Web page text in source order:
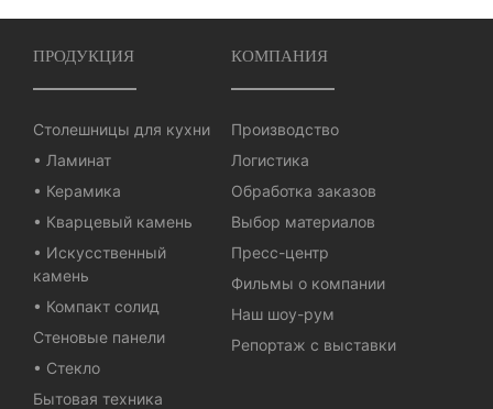
ПРОДУКЦИЯ
Столешницы для кухни
• Ламинат
• Керамика
• Кварцевый камень
• Искусственный
камень
• Компакт солид
Стеновые панели
• Стекло
Бытовая техника
КОМПАНИЯ
Производство
Логистика
Обработка заказов
Выбор материалов
Пресс-центр
Фильмы о компании
Наш шоу-рум
Репортаж с выставки